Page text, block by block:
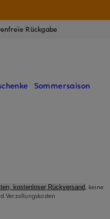
Rückgabe
Sommersaison
kostenloser Rückversand, keine
Verzollungskosten